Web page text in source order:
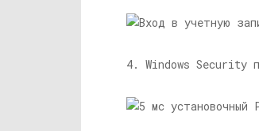
4. Windows Security